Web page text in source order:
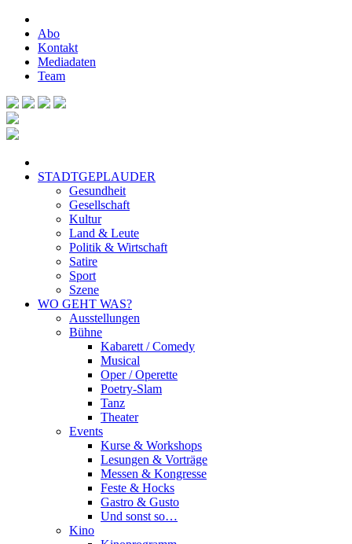
Abo
Kontakt
Mediadaten
Team
STADTGEPLAUDER
Gesundheit
Gesellschaft
Kultur
Land & Leute
Politik & Wirtschaft
Satire
Sport
Szene
WO GEHT WAS?
Ausstellungen
Bühne
Kabarett / Comedy
Musical
Oper / Operette
Poetry-Slam
Tanz
Theater
Events
Kurse & Workshops
Lesungen & Vorträge
Messen & Kongresse
Feste & Hocks
Gastro & Gusto
Und sonst so…
Kino